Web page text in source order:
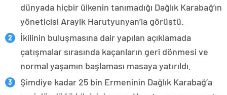
dünyada hiçbir ülkenin tanımadığı Dağlık Karabağ’ın
yöneticisi Arayik Harutyunyan’la görüştü.
İkilinin buluşmasına dair yapılan açıklamada
çatışmalar sırasında kaçanların geri dönmesi ve
normal yaşamın başlaması masaya yatırıldı.
Şimdiye kadar 25 bin Ermeninin Dağlık Karabağ’a